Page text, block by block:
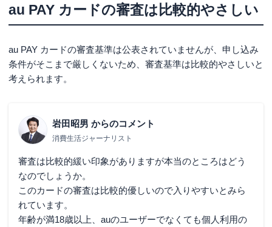
【主な著書】
新かんたんポイント&カード生活 (自由国民ムック)
他社で多額の借り入れをしている
au PAY カードの審査結果を確認する方法
au PAY カードをおすすめできる人
Pontaポイントをおトクに貯めたい人
au PAY カードをおすすめできない人
au PAY カードに関するよくある質問
Q.au PAY カードの審査は甘い?
Q.au PAY カードの審査は何日かかる?
au PAY カードの審査は比較的やさしい
au PAY カードの審査基準は公表されていませんが、申し込み
条件がそこまで厳しくないため、審査基準は比較的やさしいと
考えられます。
岩田昭男 からのコメント
消費生活ジャーナリスト
審査は比較的緩い印象がありますが本当のところはどう
なのでしょうか。
このカードの審査は比較的優しいので入りやすいとみら
れています。
年齢が満18歳以上、auのユーザーでなくても個人利用の